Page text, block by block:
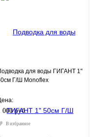
для воды ГИГАНТ 1"
Г/Ш Monoflex
000 руб.
В избранное